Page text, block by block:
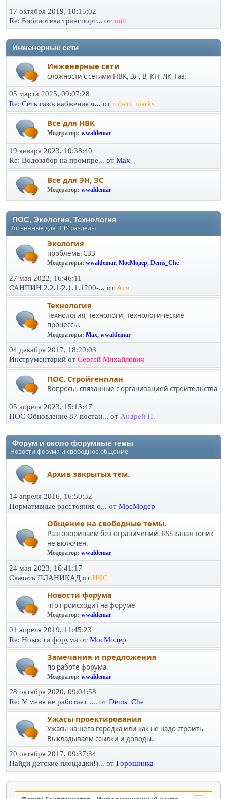
17 октября 2019, 10:15:02
Re: Библиотека транспорт... от mitt
Инженерные сети
Инженерные сети
сложности с сетями НВК, ЭЛ, В, КН, ЛК, Газ.
05 марта 2025, 09:07:28
Re: Сеть газоснабжения ч... от robert_marks
Все для НВК
Модератор: wwaldemar
19 января 2023, 10:38:40
Re: Водозабор на промпре... от Max
Все для ЭН, ЭС
Модератор: wwaldemar
ПОС, Экология, Технология
Косвенные для ПЗУ разделы
Экология
проблемы СЗЗ
Модераторы: wwaldemar, МосМодер, Denis_Che
27 мая 2022, 16:46:11
САНПИН 2.2.1/2.1.1.1200-... от Ася
Технология
Технология, технологи, технологические
процессы.
Модераторы: Max, wwaldemar
04 декабря 2017, 18:20:03
Инструментарий от Сергей Михайлович
ПОС. Стройгенплан
Вопросы, связанные с организацией строительства
05 апреля 2023, 15:13:47
ПОС Обновление 87 постан... от Андрей П.
Форум и около форумные темы
Новости форума и свободное общение
Архив закрытых тем.
14 апреля 2016, 16:50:32
Нормативные расстояния о... от МосМодер
Общение на свободные темы.
Разговориваем без ограничений. RSS канал топик
не включен.
Модератор: wwaldemar
24 мая 2023, 16:41:17
Скачать ПЛАНИКАД от ИКС
Новости форума
что происходит на форуме
Модератор: wwaldemar
01 апреля 2019, 11:45:23
Re: Новости форума от МосМодер
Замечания и предложения
по работе форума.
Модератор: wwaldemar
28 октября 2020, 09:01:58
Re: У меня не работает .... от Denis_Che
Ужасы проектирования
Ужасы нашего городка или как не надо строить.
Выкладываем ссылки и доводы.
20 октября 2017, 09:37:34
Найди детские площадки!)... от Горошинка